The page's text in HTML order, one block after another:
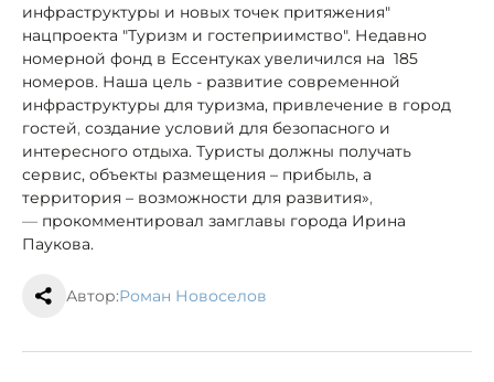
инфраструктуры и новых точек притяжения"
нацпроекта "Туризм и гостеприимство". Недавно
номерной фонд в Ессентуках увеличился на 185
номеров. Наша цель - развитие современной
инфраструктуры для туризма, привлечение в город
гостей, создание условий для безопасного и
интересного отдыха. Туристы должны получать
сервис, объекты размещения – прибыль, а
территория – возможности для развития»,
— прокомментировал замглавы города Ирина
Паукова.
Автор:Роман Новоселов